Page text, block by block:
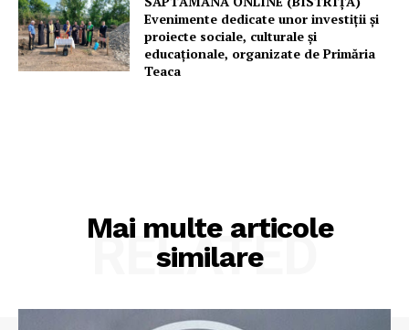
Evenimente dedicate unor investiții și
proiecte sociale, culturale și
educaționale, organizate de Primăria
Teaca
Mai multe articole
similare
RELATED